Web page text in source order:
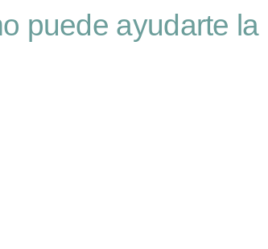
puede ayudarte la